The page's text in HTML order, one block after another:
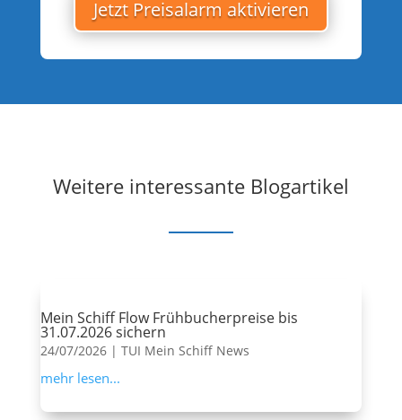
Jetzt Preisalarm aktivieren
Weitere interessante Blogartikel
Mein Schiff Flow Frühbucherpreise bis
31.07.2026 sichern
24/07/2026| TUI Mein Schiff News
mehr lesen...